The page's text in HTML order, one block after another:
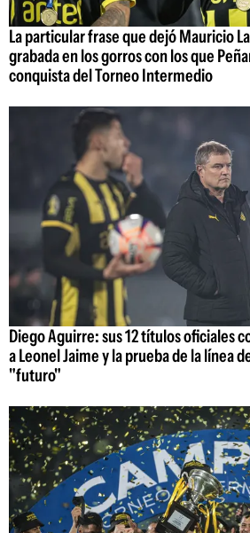
La particular frase que dejó Mauricio
grabada en los gorros con los que
conquista del Torneo Intermedio
Diego Aguirre: sus 12 títulos oficiales
a Leonel Jaime y la prueba de la línea
"futuro"